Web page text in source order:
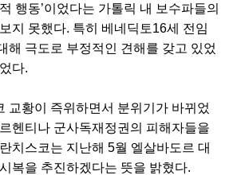
행동’이었다는 가톨릭 내 보수파들의
지 못했다. 특히 베네딕토16세 전임
해 극도로 부정적인 견해를 갖고 있었
다.
교황이 즉위하면서 분위기가 바뀌었
헨티나 군사독재정권의 피해자들을
치스코는 지난해 5월 엘살바도르 대
복을 추진하겠다는 뜻을 밝혔다.